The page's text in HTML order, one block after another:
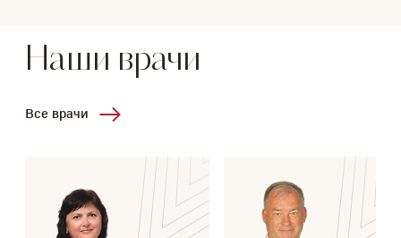
Наши врачи
Все врачи